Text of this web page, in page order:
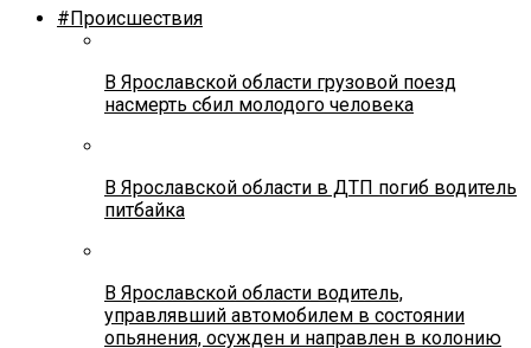
#Происшествия
В Ярославской области грузовой поезд
насмерть сбил молодого человека
В Ярославской области в ДТП погиб водитель
питбайка
В Ярославской области водитель,
управлявший автомобилем в состоянии
опьянения, осужден и направлен в колонию